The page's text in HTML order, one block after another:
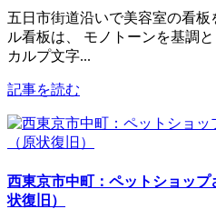
五日市街道沿いで美容室の看
ル看板は、 モノトーンを基調
カルプ文字...
記事を読む
西東京市中町：ペットショッ
状復旧）